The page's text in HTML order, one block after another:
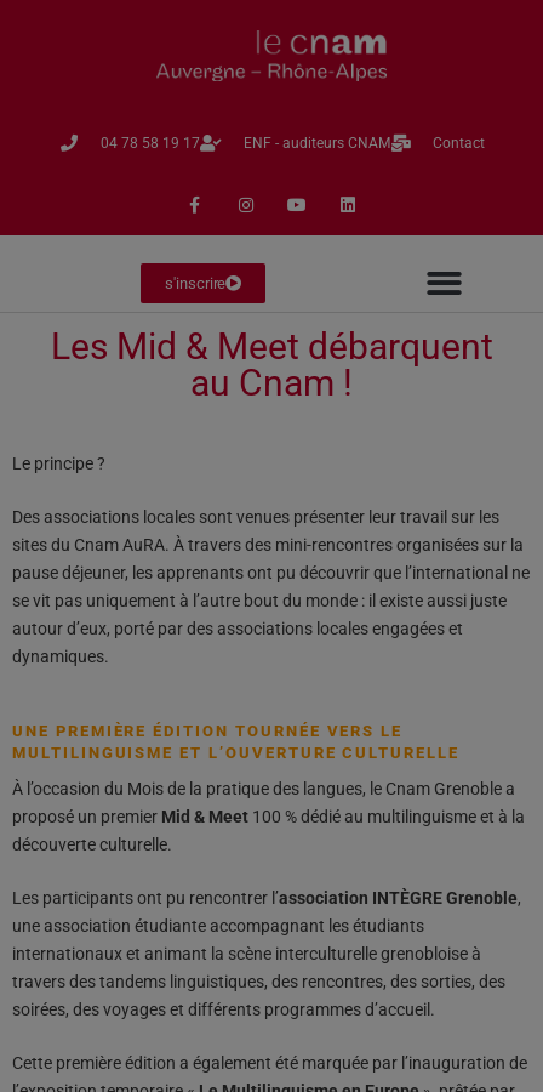
04 78 58 19 17​ ENF - auditeurs CNAM Contact
s'inscrire
Les Mid & Meet débarquent
au Cnam !
Le principe ?
Des associations locales sont venues présenter leur travail sur les
sites du Cnam AuRA. À travers des mini-rencontres organisées sur la
pause déjeuner, les apprenants ont pu découvrir que l’international ne
se vit pas uniquement à l’autre bout du monde : il existe aussi juste
autour d’eux, porté par des associations locales engagées et
dynamiques.
UNE PREMIÈRE ÉDITION TOURNÉE VERS LE
MULTILINGUISME ET L’OUVERTURE CULTURELLE
À l’occasion du Mois de la pratique des langues, le Cnam Grenoble a
proposé un premier Mid & Meet 100 % dédié au multilinguisme et à la
découverte culturelle.
Les participants ont pu rencontrer l’association INTÈGRE Grenoble,
une association étudiante accompagnant les étudiants
internationaux et animant la scène interculturelle grenobloise à
travers des tandems linguistiques, des rencontres, des sorties, des
soirées, des voyages et différents programmes d’accueil.
Cette première édition a également été marquée par l’inauguration de